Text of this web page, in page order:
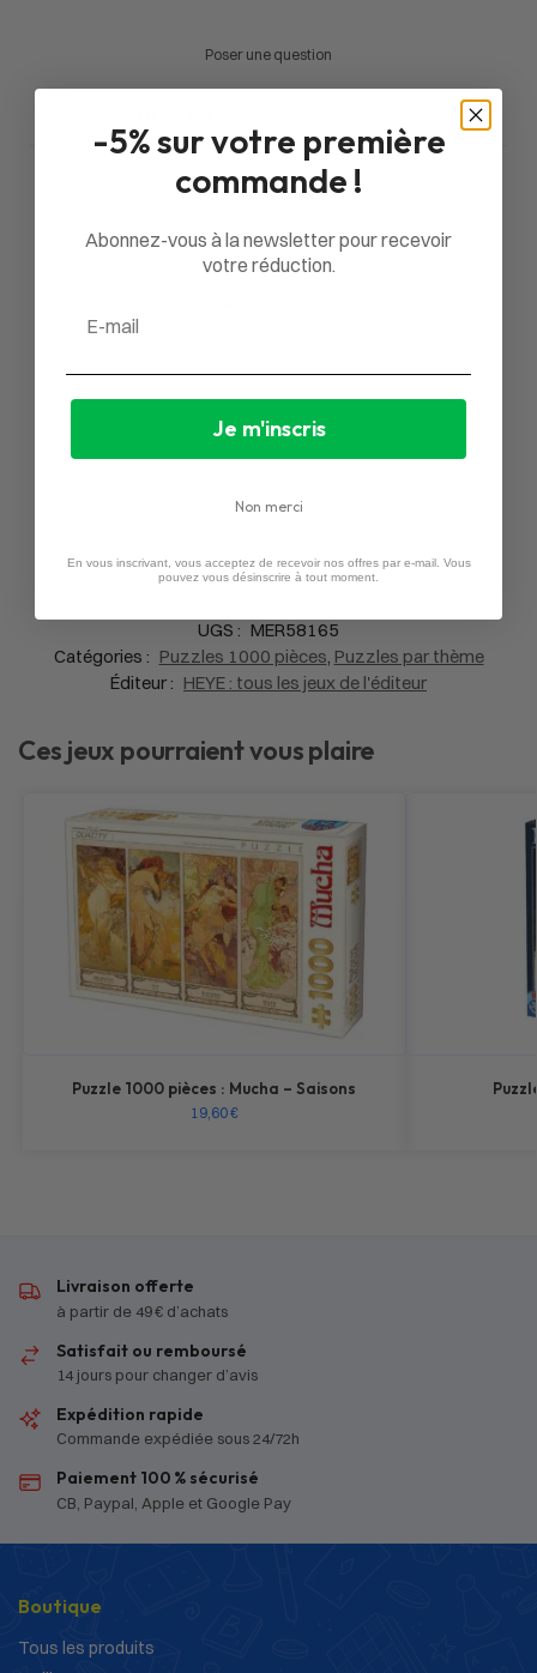
Poser une question
UGS : MER58165
Catégories : Puzzles 1000 pièces, Puzzles par thème
Éditeur : HEYE : tous les jeux de l'éditeur
Ces jeux pourraient vous plaire
Puzzle 1000 pièces : Mucha – Saisons
19,60€
Livraison offerte
à partir de 49 € d’achats
Satisfait ou remboursé
14 jours pour changer d’avis
Expédition rapide
Commande expédiée sous 24/72h
Paiement 100 % sécurisé
CB, Paypal, Apple et Google Pay
Boutique
Tous les produits
-5% sur votre première
commande !
Abonnez-vous à la newsletter pour recevoir
votre réduction.
Je m'inscris
Non merci
En vous inscrivant, vous acceptez de recevoir nos offres par e-mail. Vous
pouvez vous désinscrire à tout moment.